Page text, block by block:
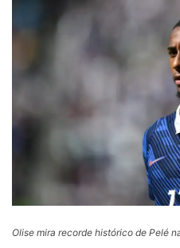
Olise mira recorde histórico de Pelé